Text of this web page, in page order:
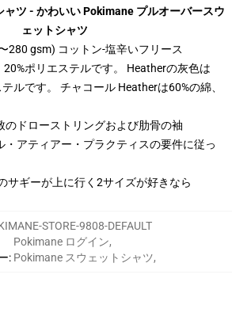
ツ - かわいい Pokimane プルオーバースウ
ェットシャツ
280 gsm) コットン-塩辛いフリース
ポリエステルです。 Heatherの灰色は
ルです。 チャコール Heatherは60%の綿、
のドローストリングおよび肋骨の袖
・アティアー・プラクティスの要件に従っ
サギーが上に行く2サイズが好きなら
STORE-9808-DEFAULT
:
Pokimane ログイン,
Pokimane スウェットシャツ,